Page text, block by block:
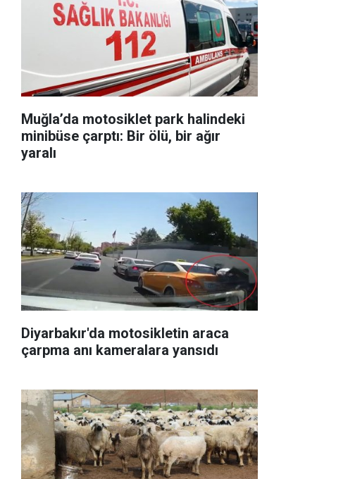
Muğla’da motosiklet park halindeki
minibüse çarptı: Bir ölü, bir ağır
yaralı
Diyarbakır'da motosikletin araca
çarpma anı kameralara yansıdı